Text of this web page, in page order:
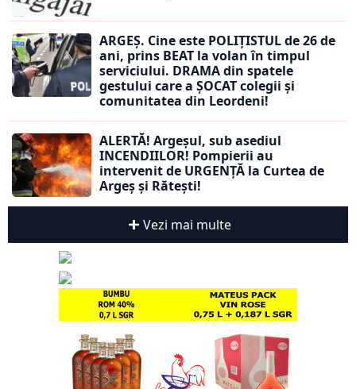
ARGEȘ. Cine este POLIȚISTUL de 26 de
ani, prins BEAT la volan în timpul
serviciului. DRAMA din spatele
gestului care a ȘOCAT colegii și
comunitatea din Leordeni!
ALERTĂ! Argeșul, sub asediul
INCENDIILOR! Pompierii au
intervenit de URGENȚĂ la Curtea de
Argeș și Rătești!
Vezi mai multe